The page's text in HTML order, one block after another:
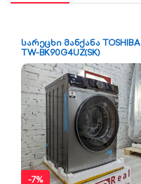
სარეცხი მანქანა TOSHIBA
TW-BK90G4UZ(SK)
-7%